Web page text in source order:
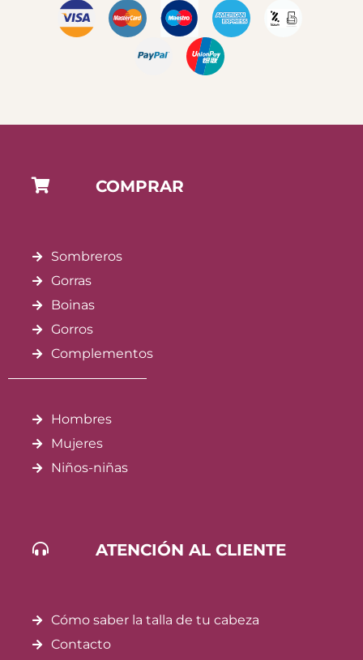
COMPRAR
Sombreros
Gorras
Boinas
Gorros
Complementos
Hombres
Mujeres
Niños-niñas
ATENCIÓN AL CLIENTE
Cómo saber la talla de tu cabeza
Contacto